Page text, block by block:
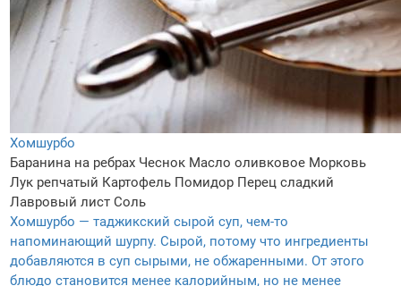
Хомшурбо
Баранина на ребрах Чеснок Масло оливковое Морковь
Лук репчатый Картофель Помидор Перец сладкий
Лавровый лист Соль
Хомшурбо — таджикский сырой суп, чем-то
напоминающий шурпу. Сырой, потому что ингредиенты
добавляются в суп сырыми, не обжаренными. От этого
блюдо становится менее калорийным, но не менее